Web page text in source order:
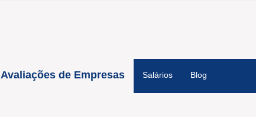
Avaliações de Empresas Salários Blog